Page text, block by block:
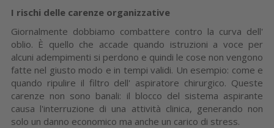
I rischi delle carenze organizzative
Giornalmente dobbiamo combattere contro la curva dell'
oblio. È quello che accade quando istruzioni a voce per
alcuni adempimenti si perdono e quindi le cose non vengono
fatte nel giusto modo e in tempi validi. Un esempio: come e
quando ripulire il filtro dell' aspiratore chirurgico. Queste
carenze non sono banali: il blocco del sistema aspirante
causa l'interruzione di una attività clinica, generando non
solo un danno economico ma anche un carico di stress.